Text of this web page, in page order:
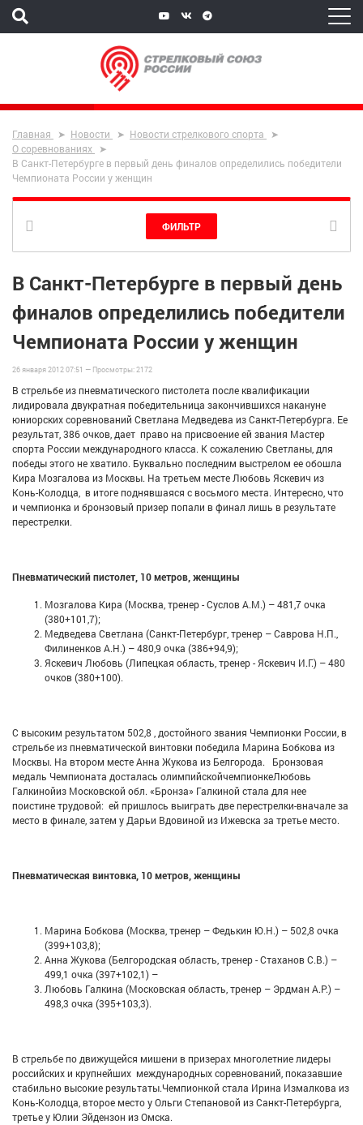
Главная Новости
Новости стрелкового спорта
О соревнованиях
В Санкт-Петербурге в первый день финалов определились победители
Чемпионата России у женщин
ФИЛЬТР
В Санкт-Петербурге в первый день
финалов определились победители
Чемпионата России у женщин
26 января 2012 07:51 — Просмотры:2172
В стрельбе из пневматического пистолета после квалификации
лидировала двукратная победительница закончившихся накануне
юниорских соревнований Светлана Медведева из Санкт-Петербурга. Ее
результат, 386 очков, дает право на присвоение ей звания Мастер
спорта России международного класса. К сожалению Светланы, для
победы этого не хватило. Буквально последним выстрелом ее обошла
Кира Мозгалова из Москвы. На третьем месте Любовь Яскевич из
Конь-Колодца, в итоге поднявшаяся с восьмого места. Интересно, что
и чемпионка и бронзовый призер попали в финал лишь в результате
перестрелки.
Пневматический пистолет, 10 метров, женщины
Мозгалова Кира (Москва, тренер - Суслов А.М.) – 481,7 очка
(380+101,7);
Медведева Светлана (Санкт-Петербург, тренер – Саврова Н.П.,
Филиненков А.Н.) – 480,9 очка (386+94,9);
Яскевич Любовь (Липецкая область, тренер - Яскевич И.Г.) – 480
очков (380+100).
С высоким результатом 502,8 , достойного звания Чемпионки России, в
стрельбе из пневматической винтовки победила Марина Бобкова из
Москвы. На втором месте Анна Жукова из Белгорода. Бронзовая
медаль Чемпионата досталась олимпийскойчемпионкеЛюбовь
Галкинойиз Московской обл. «Бронза» Галкиной стала для нее
поистине трудовой: ей пришлось выиграть две перестрелки-вначале за
место в финале, затем у Дарьи Вдовиной из Ижевска за третье место.
Пневматическая винтовка, 10 метров, женщины
Марина Бобкова (Москва, тренер – Федькин Ю.Н.) – 502,8 очка
(399+103,8);
Анна Жукова (Белгородская область, тренер - Стаханов С.В.) –
499,1 очка (397+102,1) –
Любовь Галкина (Московская область, тренер – Эрдман А.Р.) –
498,3 очка (395+103,3).
В стрельбе по движущейся мишени в призерах многолетние лидеры
российских и крупнейших международных соревнований, показавшие
стабильно высокие результаты.Чемпионкой стала Ирина Измалкова из
Конь-Колодца, второе место у Ольги Степановой из Санкт-Петербурга,
третье у Юлии Эйдензон из Омска.